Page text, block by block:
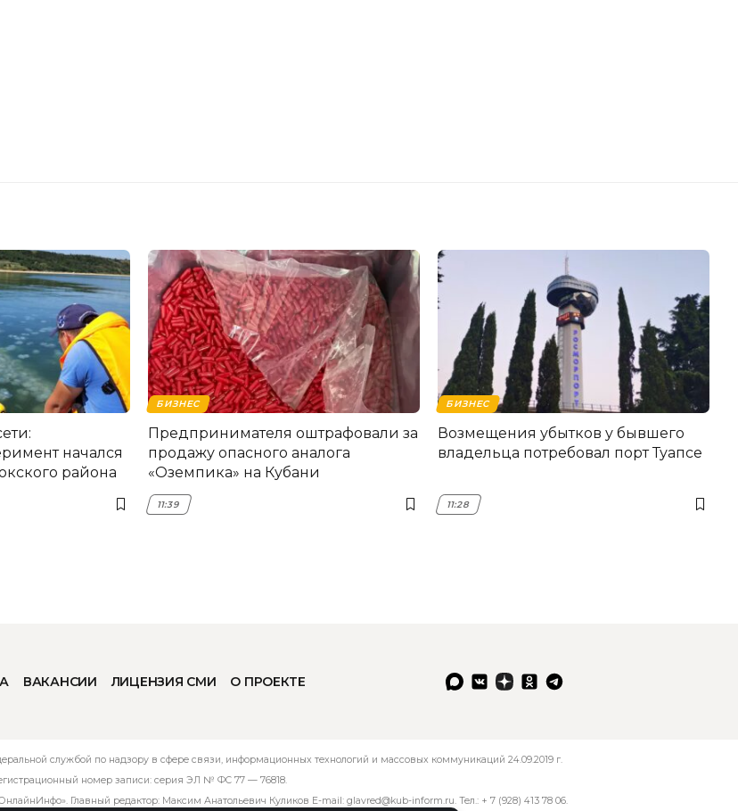
начался
района
БИЗНЕС
Предпринимателя оштрафовали за
продажу опасного аналога
«Оземпика» на Кубани
11:39
БИЗНЕС
Возмещения убытков у бывшего
владельца потребовал порт Туапсе
11:28
ВАКАНСИИ ЛИЦЕНЗИЯ СМИ О ПРОЕКТЕ
службой по надзору в сфере связи, информационных технологий и массовых коммуникаций 24.09.2019 г.
номер записи: серия ЭЛ № ФС 77 — 76818.
Главный редактор: Максим Анатольевич Куликов E-mail: glavred@kub-inform.ru. Тел.: + 7 (928) 413 78 06.